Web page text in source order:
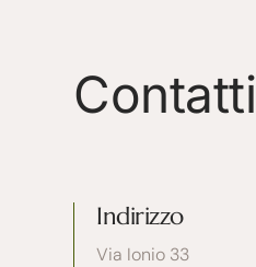
Contatti
Indirizzo
Via Ionio 33